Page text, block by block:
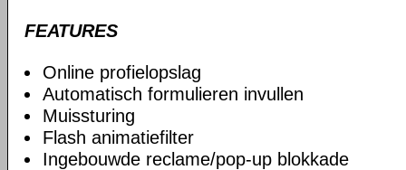
FEATURES
Online profielopslag
Automatisch formulieren invullen
Muissturing
Flash animatiefilter
Ingebouwde reclame/pop-up blokkade